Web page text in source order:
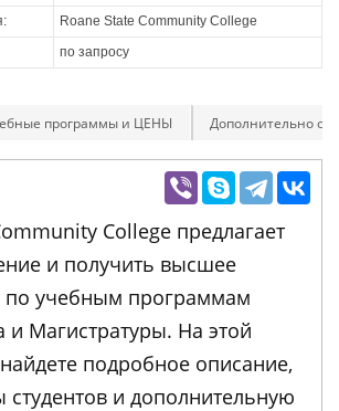
Roane State Community College
по запросу
программы и ЦЕНЫ Дополнительно
College предлагает
и получить высшее
по учебным программам
и Магистратуры. На этой
подробное описание,
и дополнительную